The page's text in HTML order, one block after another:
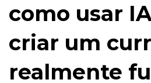
como usar
criar um
realmente